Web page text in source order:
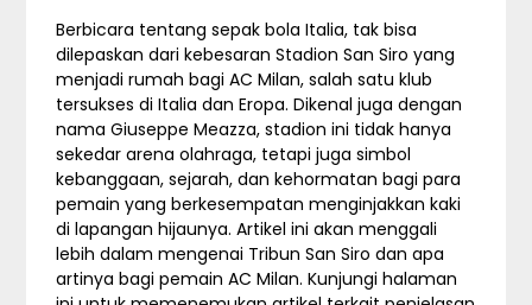
Berbicara tentang sepak bola Italia, tak bisa
dilepaskan dari kebesaran Stadion San Siro yang
menjadi rumah bagi AC Milan, salah satu klub
tersukses di Italia dan Eropa. Dikenal juga dengan
nama Giuseppe Meazza, stadion ini tidak hanya
sekedar arena olahraga, tetapi juga simbol
kebanggaan, sejarah, dan kehormatan bagi para
pemain yang berkesempatan menginjakkan kaki
di lapangan hijaunya. Artikel ini akan menggali
lebih dalam mengenai Tribun San Siro dan apa
artinya bagi pemain AC Milan. Kunjungi halaman